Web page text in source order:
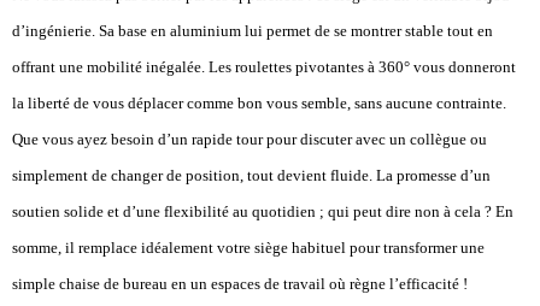
d’ingénierie. Sa base en aluminium lui permet de se montrer stable tout en
offrant une mobilité inégalée. Les roulettes pivotantes à 360° vous donneront
la liberté de vous déplacer comme bon vous semble, sans aucune contrainte.
Que vous ayez besoin d’un rapide tour pour discuter avec un collègue ou
simplement de changer de position, tout devient fluide. La promesse d’un
soutien solide et d’une flexibilité au quotidien ; qui peut dire non à cela ? En
somme, il remplace idéalement votre siège habituel pour transformer une
simple chaise de bureau en un espaces de travail où règne l’efficacité !